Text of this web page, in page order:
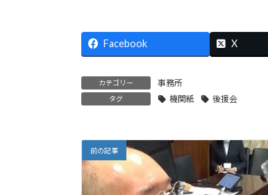
Facebook X
カテゴリー 事務所
タグ 機関紙 後援会
前の記事